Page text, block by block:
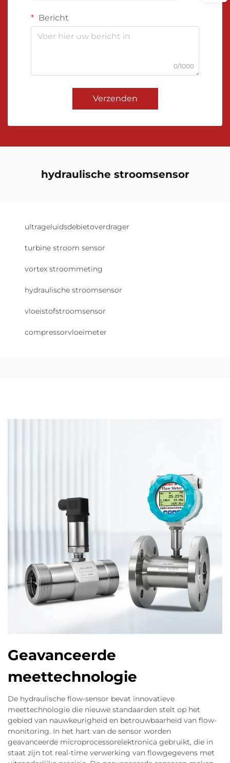
Bericht
0/1000
Verzenden
hydraulische stroomsensor
ultrageluidsdebietoverdrager
turbine stroom sensor
vortex stroommeting
hydraulische stroomsensor
vloeistofstroomsensor
compressorvloeimeter
Geavanceerde
meettechnologie
De hydraulische flow-sensor bevat innovatieve
meettechnologie die nieuwe standaarden stelt op het
gebied van nauwkeurigheid en betrouwbaarheid van flow-
monitoring. In het hart van de sensor worden
geavanceerde microprocessorelektronica gebruikt, die in
staat zijn tot real-time verwerking van flowgegevens met